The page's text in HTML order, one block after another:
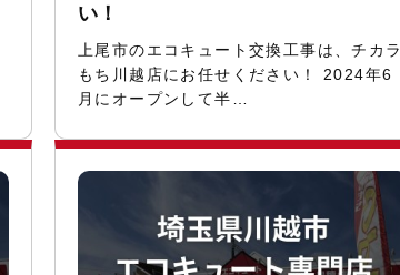
い！
上尾市のエコキュート交換工事は、チカラ
もち川越店にお任せください！ 2024年6
月にオープンして半…